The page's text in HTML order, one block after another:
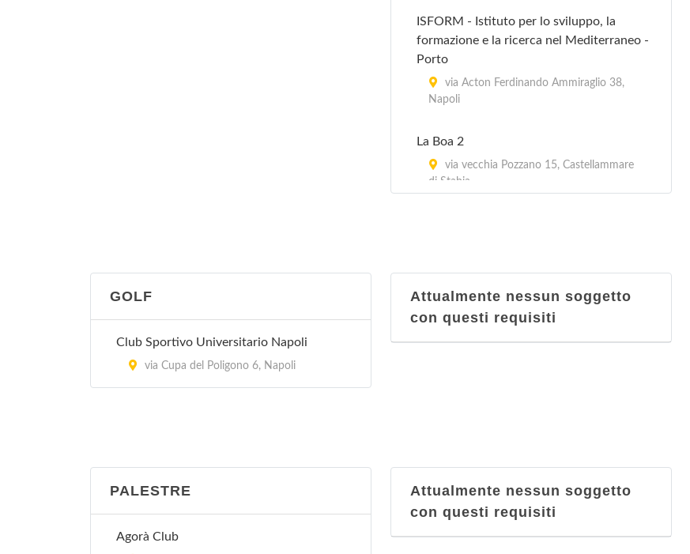
ISFORM - Istituto per lo sviluppo, la
formazione e la ricerca nel Mediterraneo -
Porto
via Acton Ferdinando Ammiraglio 38,
Napoli
La Boa 2
via vecchia Pozzano 15, Castellammare
di Stabia
Sesto Continente
via Giuseppe Bonito 211,
GOLF
Club Sportivo Universitario Napoli
via Cupa del Poligono 6, Napoli
Attualmente nessun soggetto
con questi requisiti
PALESTRE
Agorà Club
Attualmente nessun soggetto
con questi requisiti